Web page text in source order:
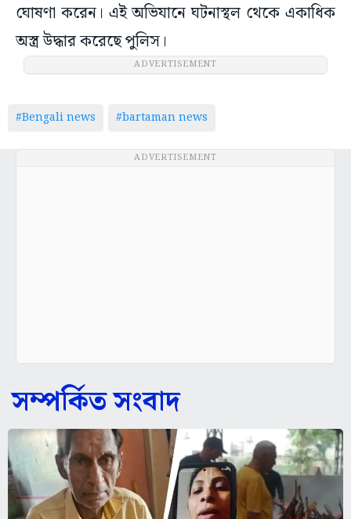
ঘোষণা করেন। এই অভিযানে ঘটনাস্থল থেকে একাধিক
অস্ত্র উদ্ধার করেছে পুলিস।
ADVERTISEMENT
#Bengali news #bartaman news
ADVERTISEMENT
সম্পর্কিত সংবাদ